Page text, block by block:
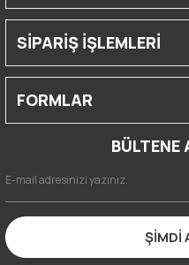
SİPARİŞ İŞLEMLERİ
FORMLAR
BÜLTENE
ŞİMDİ